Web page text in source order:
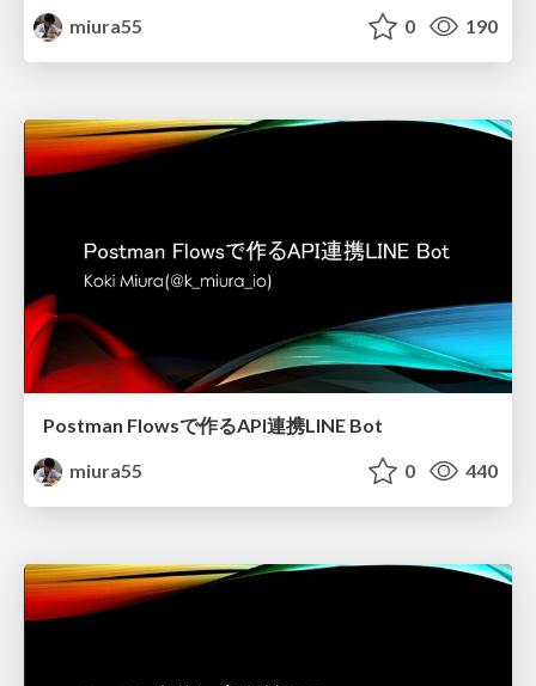
miura55 0 190
Postman Flowsで作るAPI連携LINE Bot
miura55
0 440